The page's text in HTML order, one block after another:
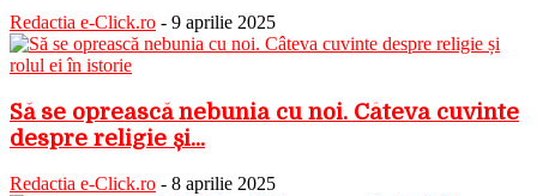
Redactia e-Click.ro - 9 aprilie 2025
Să se oprească nebunia cu noi. Câteva cuvinte
despre religie și...
Redactia e-Click.ro - 8 aprilie 2025